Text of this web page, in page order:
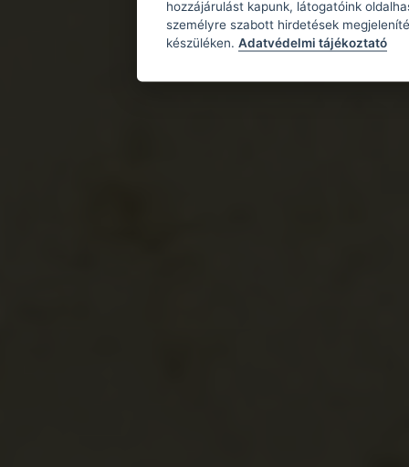
hozzájárulást kapunk, látogatóink
személyre szabott hirdetések
készüléken. Adatvédelmi tájékoztató